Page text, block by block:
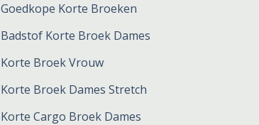
Goedkope Korte Broeken
Badstof Korte Broek Dames
Korte Broek Vrouw
Korte Broek Dames Stretch
Korte Cargo Broek Dames